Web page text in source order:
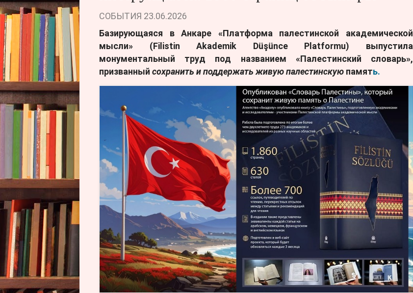
СОБЫТИЯ 23.06.2026
Базирующаяся в Анкаре «Платформа палестинской академической
мысли» (Filistin Akademik Düşünce Platformu) выпустила
монументальный труд под названием «Палестинский словарь»,
призванный сохранить и поддержать живую палестинскую память.